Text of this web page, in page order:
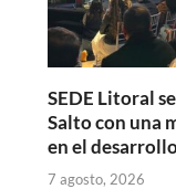
SEDE Litoral
Salto con una
en el
7 agosto, 2026